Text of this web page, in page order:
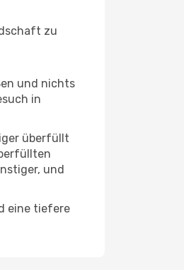
zu
und nichts
in
überfüllt
und
eine tiefere